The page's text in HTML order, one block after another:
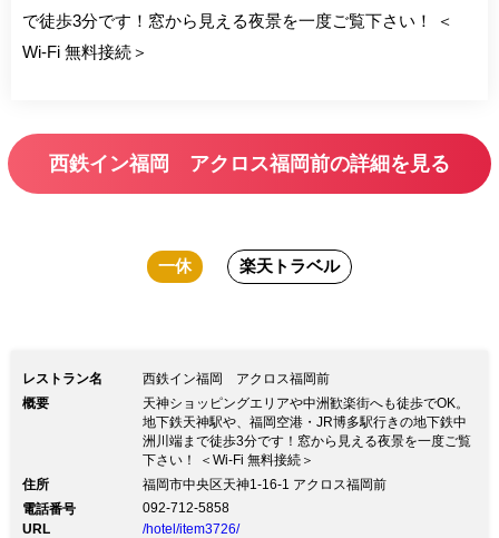
で徒歩3分です！窓から見える夜景を一度ご覧下さい！ ＜
Wi-Fi 無料接続＞
西鉄イン福岡 アクロス福岡前の詳細を見る
一休 楽天トラベル
レストラン名
西鉄イン福岡 アクロス福岡前
概要
天神ショッピングエリアや中洲歓楽街へも徒歩でOK。
地下鉄天神駅や、福岡空港・JR博多駅行きの地下鉄中
洲川端まで徒歩3分です！窓から見える夜景を一度ご覧
下さい！ ＜Wi-Fi 無料接続＞
住所
福岡市中央区天神1-16-1 アクロス福岡前
電話番号
092-712-5858
URL
/hotel/item3726/